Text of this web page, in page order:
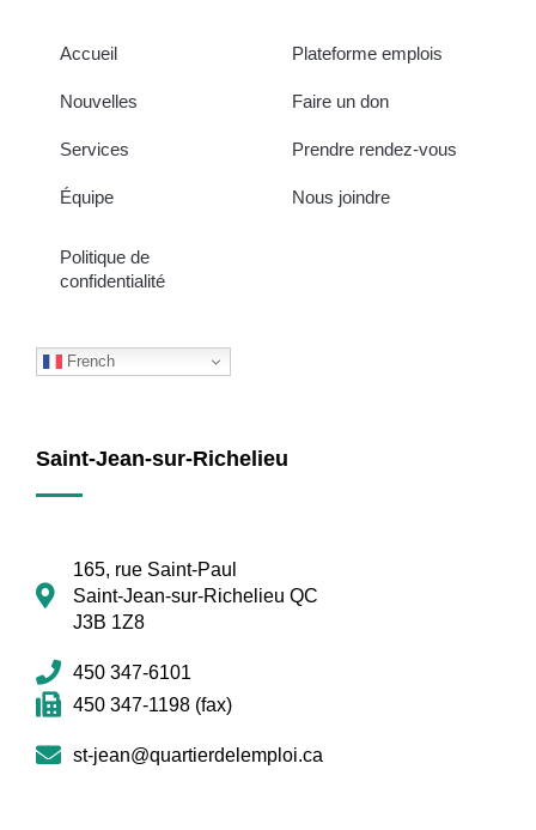
Accueil
Nouvelles
Services
Équipe
Plateforme emplois
Faire un don
Prendre rendez-vous
Nous joindre
Politique de
confidentialité
French
Saint-Jean-sur-Richelieu
165, rue Saint-Paul
Saint-Jean-sur-Richelieu QC
J3B 1Z8
450 347-6101
450 347-1198 (fax)
st-jean@quartierdelemploi.ca